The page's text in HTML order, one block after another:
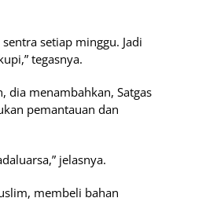
setiap minggu. Jadi
tegasnya.
dia menambahkan, Satgas
pemantauan dan
jelasnya.
membeli bahan